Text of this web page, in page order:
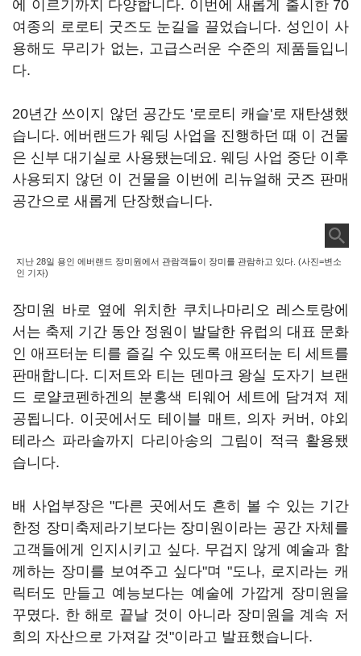
에 이르기까지 다양합니다. 이번에 새롭게 출시한 70
여종의 로로티 굿즈도 눈길을 끌었습니다. 성인이 사
용해도 무리가 없는, 고급스러운 수준의 제품들입니
다.
20년간 쓰이지 않던 공간도 '로로티 캐슬'로 재탄생했
습니다. 에버랜드가 웨딩 사업을 진행하던 때 이 건물
은 신부 대기실로 사용됐는데요. 웨딩 사업 중단 이후
사용되지 않던 이 건물을 이번에 리뉴얼해 굿즈 판매
공간으로 새롭게 단장했습니다.
지난 28일 용인 에버랜드 장미원에서 관람객들이 장미를 관람하고 있다. (사진=변소
인 기자)
장미원 바로 옆에 위치한 쿠치나마리오 레스토랑에
서는 축제 기간 동안 정원이 발달한 유럽의 대표 문화
인 애프터눈 티를 즐길 수 있도록 애프터눈 티 세트를
판매합니다. 디저트와 티는 덴마크 왕실 도자기 브랜
드 로얄코펜하겐의 분홍색 티웨어 세트에 담겨져 제
공됩니다. 이곳에서도 테이블 매트, 의자 커버, 야외
테라스 파라솔까지 다리아송의 그림이 적극 활용됐
습니다.
배 사업부장은 "다른 곳에서도 흔히 볼 수 있는 기간
한정 장미축제라기보다는 장미원이라는 공간 자체를
고객들에게 인지시키고 싶다. 무겁지 않게 예술과 함
께하는 장미를 보여주고 싶다"며 "도나, 로지라는 캐
릭터도 만들고 예능보다는 예술에 가깝게 장미원을
꾸몄다. 한 해로 끝날 것이 아니라 장미원을 계속 저
희의 자산으로 가져갈 것"이라고 발표했습니다.